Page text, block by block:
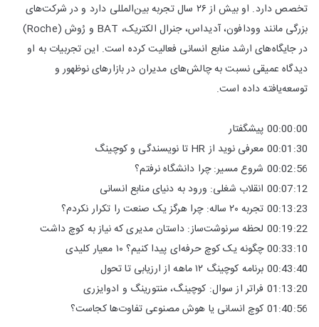
تخصص دارد. او بیش از ۲۶ سال تجربه بین‌المللی دارد و در شرکت‌های
بزرگی مانند وودافون، آدیداس، جنرال الکتریک، BAT و رُوش (Roche)
در جایگاه‌های ارشد منابع انسانی فعالیت کرده است. این تجربیات به او
دیدگاه عمیقی نسبت به چالش‌های مدیران در بازارهای نوظهور و
توسعه‌یافته داده است.
00:00:00 پیشگفتار
00:01:30 معرفی نوید از HR تا نویسندگی و کوچینگ
00:02:56 شروع مسیر: چرا دانشگاه نرفتم؟
00:07:12 انقلاب شغلی: ورود به دنیای منابع انسانی
00:13:23 تجربه ۲۰ ساله: چرا هرگز یک صنعت را تکرار نکردم؟
00:19:22 لحظه سرنوشت‌ساز: داستان مدیری که نیاز به کوچ داشت
00:33:10 چگونه یک کوچ حرفه‌ای پیدا کنیم؟ ۱۰ معیار کلیدی
00:43:40 برنامه کوچینگ ۱۲ ماهه از ارزیابی تا تحول
01:13:20 فراتر از سوال: کوچینگ، منتورینگ و ادوایزری
01:40:56 کوچ انسانی یا هوش مصنوعی تفاوت‌ها کجاست؟